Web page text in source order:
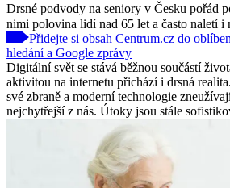
Drsné podvody na seniory v Česku pořád
nimi polovina lidí nad 65 let a často naletí i
Přidejte si obsah Centrum.cz do
hledání a Google zprávy
Digitální svět se stává běžnou součástí
aktivitou na internetu přichází i drsná
své zbraně a moderní technologie
nejchytřejší z nás. Útoky jsou stále